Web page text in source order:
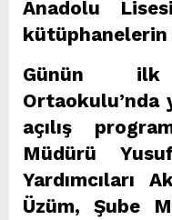
Anadolu
kütüphanelerin
Günün ilk
Ortaokulu’nda
açılış
Müdürü
Yardımcıları
Üzüm, Şube